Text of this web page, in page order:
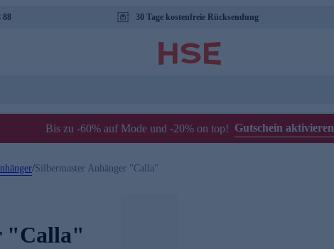
88 30 Tage kostenfreie Rücksendung
Bis zu -60% auf Mode und -20% on top! Gutschein aktivieren
/Silbermaster Anhänger "Calla"
"Calla"